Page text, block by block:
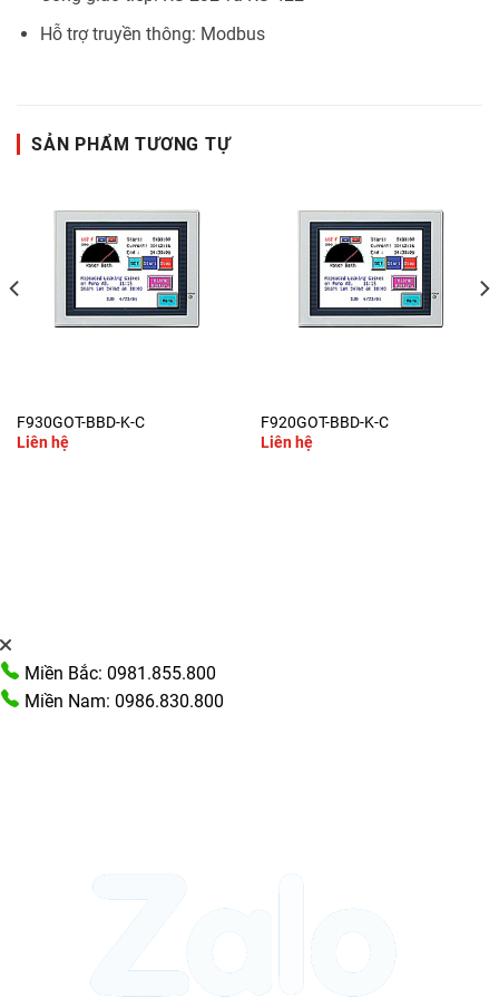
Hỗ trợ truyền thông: Modbus
SẢN PHẨM TƯƠNG TỰ
F930GOT-BBD-K-C
Liên hệ
F920GOT-BBD-K-C
Liên hệ
Miền Bắc: 0981.855.800
Miền Nam: 0986.830.800